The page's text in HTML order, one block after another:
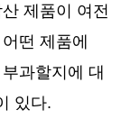
제품이 여전
떤 제품에
과할지에 대
있다.